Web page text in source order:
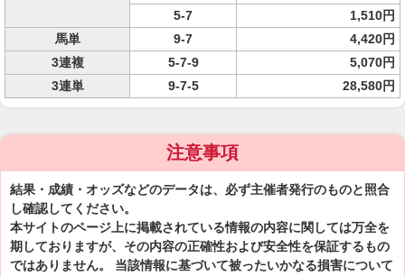
5-7
1,510円
馬単
9-7
4,420円
3連複
5-7-9
5,070円
3連単
9-7-5 28,580円
注意事項
結果・成績・オッズなどのデータは、必ず主催者発行のものと照合
し確認してください。
本サイトのページ上に掲載されている情報の内容に関しては万全を
期しておりますが、その内容の正確性および安全性を保証するもの
ではありません。 当該情報に基づいて被ったいかなる損害について